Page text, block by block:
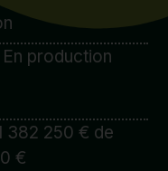
En production
382 250 € de
€